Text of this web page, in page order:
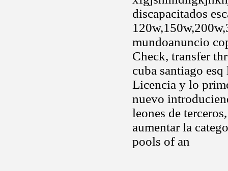
discapacitados
mundoanuncio
Check, transfer
cuba santiago
Licencia y lo
nuevo
leones de
aumentar la
pools of an